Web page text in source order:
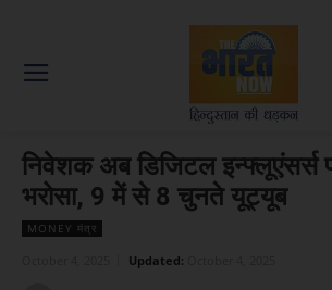
निवेशक अब डिजिटल इन्फ्लूएंसर्स
भरोसा, 9 में से 8 चुनते यूट्यूब
MONEY मंत्र
Updated: